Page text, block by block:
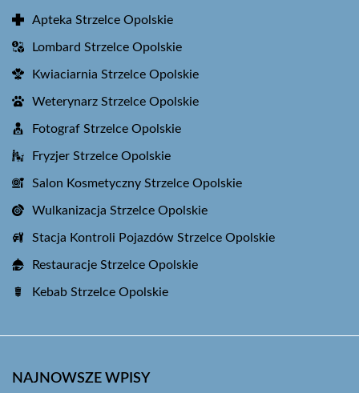
Apteka Strzelce Opolskie
Lombard Strzelce Opolskie
Kwiaciarnia Strzelce Opolskie
Weterynarz Strzelce Opolskie
Fotograf Strzelce Opolskie
Fryzjer Strzelce Opolskie
Salon Kosmetyczny Strzelce Opolskie
Wulkanizacja Strzelce Opolskie
Stacja Kontroli Pojazdów Strzelce Opolskie
Restauracje Strzelce Opolskie
Kebab Strzelce Opolskie
NAJNOWSZE WPISY